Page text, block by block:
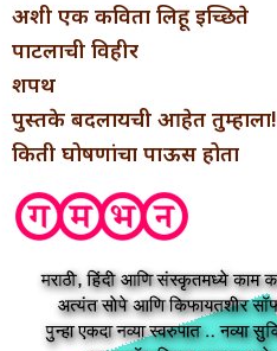
अशी एक कविता लिहू इच्छिते
पाटलाची विहीर
शपथ
पुस्तके बदलायची आहेत तुम्हाला!
किती घोषणांचा पाऊस होता